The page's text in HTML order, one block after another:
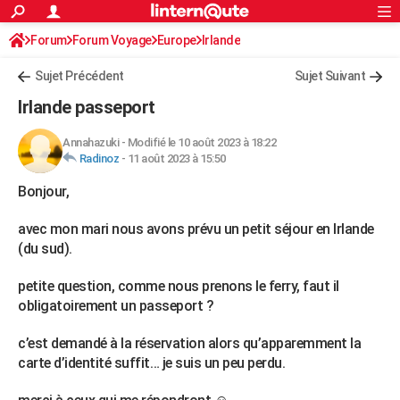
ACTUALITÉS
Politique
Société
Faits Divers
Education
Monde
Villes
+
FINANCE
Retraite
Impôts
Epargne
Immobilier
Risques naturels par ville
Banque
Assurance
Crédit
AUTO
Essais
Réserver un essai
Citadines
Berlines
SUV
Forum auto
+HIGH-TECH
Mobiles
Meilleur smartphone
Internet
Ordinateurs
Jeux vidéo
Guide high-tech
+BRICOLAGE
Guides de France
Escapades
Patrimoine
Expositions
Musées
Week-end nature
+LIFESTYLE
Art de vivre
Bien-être
Loisirs
Mode
Modes de vie
SANTE
S'inscrire
Connexion
Forum Forum Voyage Europe Irlande
Sujet Précédent Sujet Suivant
Irlande passeport
Annahazuki- Modifié le 10 août 2023 à 18:22
Radinoz - 11 août 2023 à 15:50
Bonjour,
avec mon mari nous avons prévu un petit séjour en Irlande
(du sud).
petite question, comme nous prenons le ferry, faut il
obligatoirement un passeport ?
c’est demandé à la réservation alors qu’apparemment la
carte d’identité suffit… je suis un peu perdu.